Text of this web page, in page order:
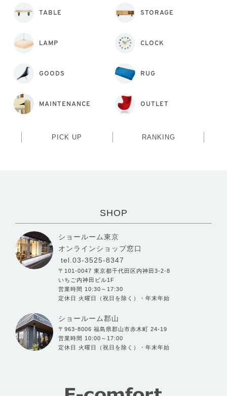
TABLE STORAGE
LAMP CLOCK
GOODS RUG
MAINTENANCE OUTLET
PICK UP RANKING
SHOP
ショールーム東京
オンラインショップ窓口
tel.03-3525-8347
〒101-0047 東京都千代田区内神田3-2-8
いちご内神田ビル1F
営業時間 10:30～17:30
定休日 火曜日（祝日を除く）・年末年始
ショールーム郡山
〒963-8006 福島県郡山市赤木町 24-19
営業時間 10:00～17:00
定休日 火曜日（祝日を除く）・年末年始